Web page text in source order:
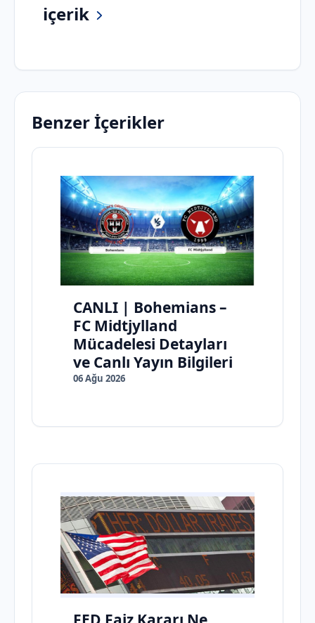
içerik
Benzer İçerikler
CANLI | Bohemians –
FC Midtjylland
Mücadelesi Detayları
ve Canlı Yayın Bilgileri
06 Ağu 2026